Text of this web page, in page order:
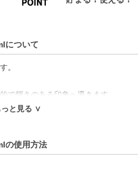
について
。
で輝きのある印象へ導きます。
。
しみになります。
っと見る ∨
の使用方法